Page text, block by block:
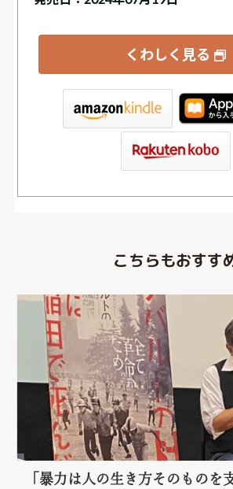
くわしく見る
こちらもおすす
「暴力は人の生き方そのものを